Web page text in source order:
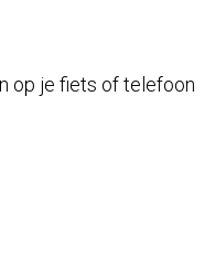
op je fiets of telefoon